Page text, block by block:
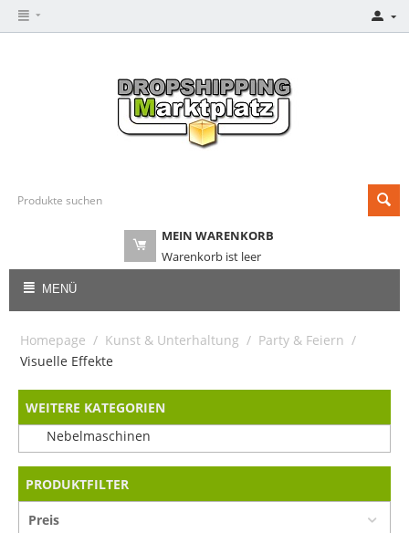
MEIN WARENKORB
Warenkorb ist leer
MENÜ
Homepage / Kunst & Unterhaltung / Party & Feiern /
Visuelle Effekte
WEITERE KATEGORIEN
Nebelmaschinen
PRODUKTFILTER
Preis